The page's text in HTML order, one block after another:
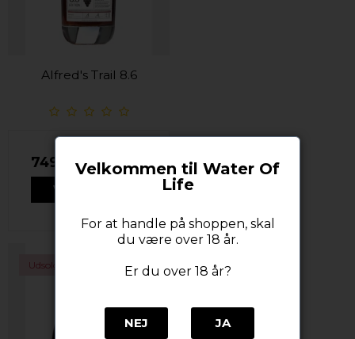
Alfred's Trail 8.6
749,00 DKK
VIS PRODUKT
Udsolgt
Velkommen til Water Of
Life
For at handle på shoppen, skal
du være over 18 år.
Er du over 18 år?
NEJ JA